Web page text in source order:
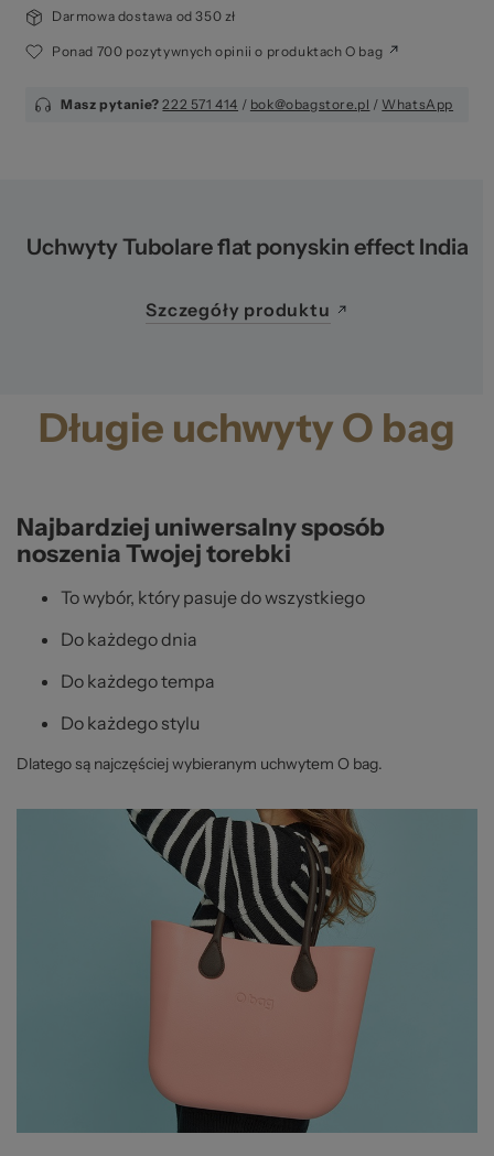
Darmowa dostawa od 350 zł
Ponad 700 pozytywnych opinii o produktach O bag
Masz pytanie? 222 571 414 / bok@obagstore.pl / WhatsApp
Długie uchwyty O bag
Najbardziej uniwersalny sposób
noszenia Twojej torebki
To wybór, który pasuje do wszystkiego
Do każdego dnia
Do każdego tempa
Do każdego stylu
Dlatego są najczęściej wybieranym uchwytem O bag.
Uchwyty Tubolare flat ponyskin effect India
Szczegóły produktu